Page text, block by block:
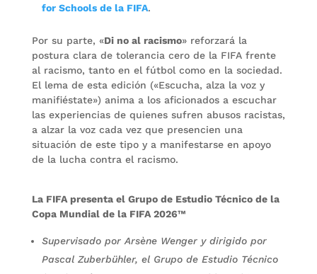
for Schools de la FIFA.
Por su parte, «Di no al racismo» reforzará la
postura clara de tolerancia cero de la FIFA frente
al racismo, tanto en el fútbol como en la sociedad.
El lema de esta edición («Escucha, alza la voz y
manifiéstate») anima a los aficionados a escuchar
las experiencias de quienes sufren abusos racistas,
a alzar la voz cada vez que presencien una
situación de este tipo y a manifestarse en apoyo
de la lucha contra el racismo.
La FIFA presenta el Grupo de Estudio Técnico de la
Copa Mundial de la FIFA 2026™
Supervisado por Arsène Wenger y dirigido por
Pascal Zuberbühler, el Grupo de Estudio Técnico